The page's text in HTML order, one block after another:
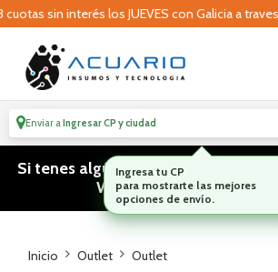
sin interés los JUEVES con Galicia a traves
Enviar aIngresar CP y ciudad
Si tenes algún tipo de consulta
WhatsApp! (011) 15 5386
Inicio Outlet Outlet
Ingresa tu CP
para mostrarte las mejores
opciones de envío.